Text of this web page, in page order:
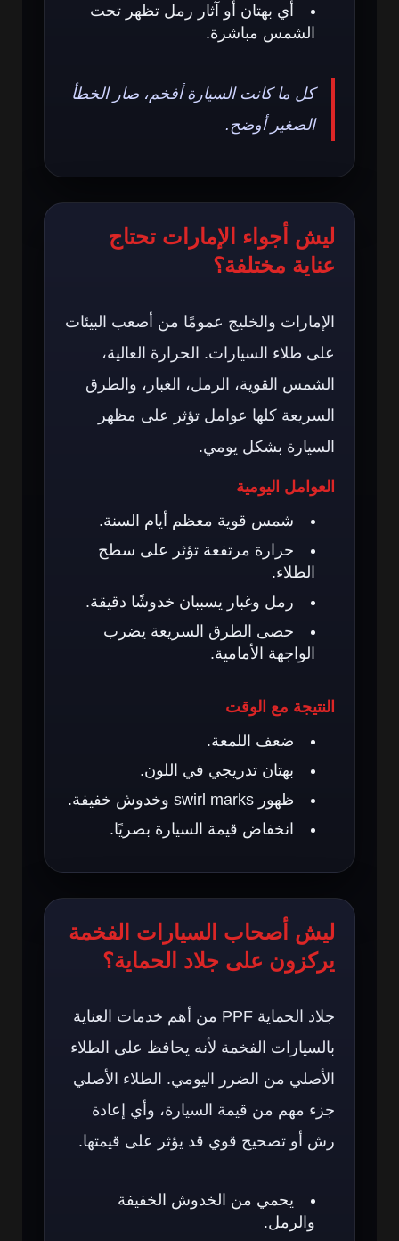
أي بهتان أو آثار رمل تظهر تحت
الشمس مباشرة.
كل ما كانت السيارة أفخم، صار الخطأ
الصغير أوضح.
ليش أجواء الإمارات تحتاج
عناية مختلفة؟
الإمارات والخليج عمومًا من أصعب البيئات
على طلاء السيارات. الحرارة العالية،
الشمس القوية، الرمل، الغبار، والطرق
السريعة كلها عوامل تؤثر على مظهر
السيارة بشكل يومي.
العوامل اليومية
شمس قوية معظم أيام السنة.
حرارة مرتفعة تؤثر على سطح
الطلاء.
رمل وغبار يسببان خدوشًا دقيقة.
حصى الطرق السريعة يضرب
الواجهة الأمامية.
النتيجة مع الوقت
ضعف اللمعة.
بهتان تدريجي في اللون.
ظهور swirl marks وخدوش خفيفة.
انخفاض قيمة السيارة بصريًا.
ليش أصحاب السيارات الفخمة
يركزون على جلاد الحماية؟
جلاد الحماية PPF من أهم خدمات العناية
بالسيارات الفخمة لأنه يحافظ على الطلاء
الأصلي من الضرر اليومي. الطلاء الأصلي
جزء مهم من قيمة السيارة، وأي إعادة
رش أو تصحيح قوي قد يؤثر على قيمتها.
يحمي من الخدوش الخفيفة
والرمل.